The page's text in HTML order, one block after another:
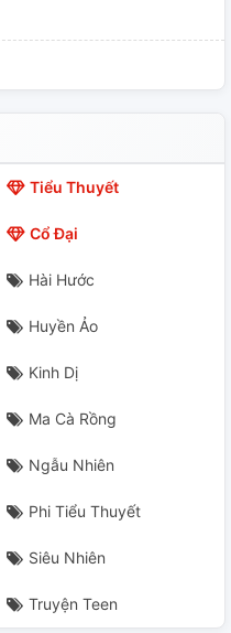
Tiểu Thuyết
Cổ Đại
Hài Hước
Huyền Ảo
Kinh Dị
Ma Cà Rồng
Ngẫu Nhiên
Phi Tiểu Thuyết
Siêu Nhiên
Truyện Teen